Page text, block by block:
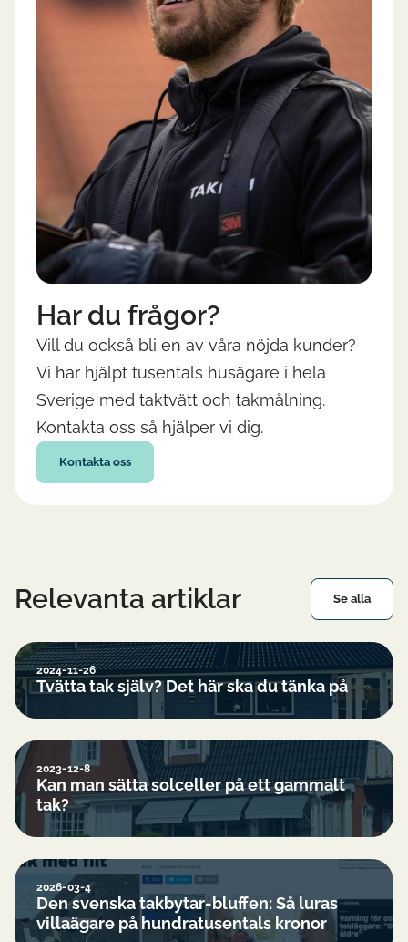
Har du frågor?
Vill du också bli en av våra nöjda kunder?
Vi har hjälpt tusentals husägare i hela
Sverige med taktvätt och takmålning.
Kontakta oss så hjälper vi dig.
Kontakta oss
Relevanta artiklar Se alla
2024-11-26
Tvätta tak själv? Det här ska du tänka på
2023-12-8
Kan man sätta solceller på ett gammalt
tak?
2026-03-4
Den svenska takbytar-bluffen: Så luras
villaägare på hundratusentals kronor